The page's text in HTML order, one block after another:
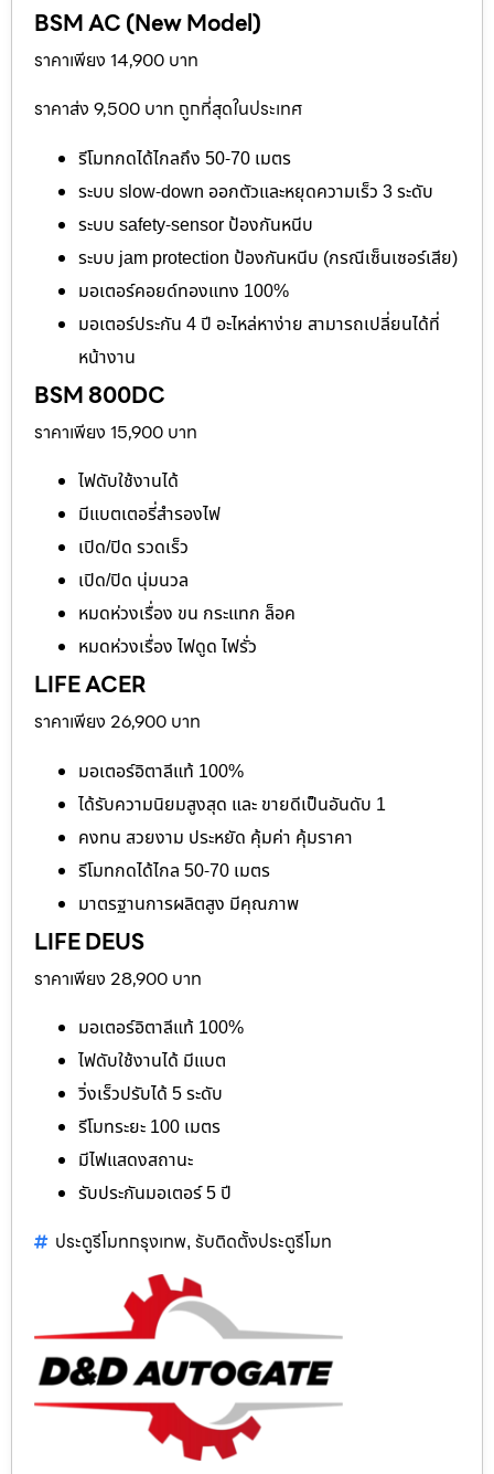
BSM AC (New Model)
ราคาเพียง 14,900 บาท
ราคาส่ง 9,500 บาท ถูกที่สุดในประเทศ
รีโมทกดได้ไกลถึง 50-70 เมตร
ระบบ slow-down ออกตัวและหยุดความเร็ว 3 ระดับ
ระบบ safety-sensor ป้องกันหนีบ
ระบบ jam protection ป้องกันหนีบ (กรณีเซ็นเซอร์เสีย)
มอเตอร์คอยด์ทองแทง 100%
มอเตอร์ประกัน 4 ปี อะไหล่หาง่าย สามารถเปลี่ยนได้ที่
หน้างาน
BSM 800DC
ราคาเพียง 15,900 บาท
ไฟดับใช้งานได้
มีแบตเตอรี่สำรองไฟ
เปิด/ปิด รวดเร็ว
เปิด/ปิด นุ่มนวล
หมดห่วงเรื่อง ขน กระแทก ล็อค
หมดห่วงเรื่อง ไฟดูด ไฟรั่ว
LIFE ACER
ราคาเพียง 26,900 บาท
มอเตอร์อิตาลีแท้ 100%
ได้รับความนิยมสูงสุด และ ขายดีเป็นอันดับ 1
คงทน สวยงาม ประหยัด คุ้มค่า คุ้มราคา
รีโมทกดได้ไกล 50-70 เมตร
มาตรฐานการผลิตสูง มีคุณภาพ
LIFE DEUS
ราคาเพียง 28,900 บาท
มอเตอร์อิตาลีแท้ 100%
ไฟดับใช้งานได้ มีแบต
วิ่งเร็วปรับได้ 5 ระดับ
รีโมทระยะ 100 เมตร
มีไฟแสดงสถานะ
รับประกันมอเตอร์ 5 ปี
ประตูรีโมทกรุงเทพ, รับติดตั้งประตูรีโมท